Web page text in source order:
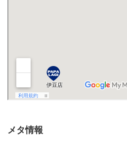
メタ情報